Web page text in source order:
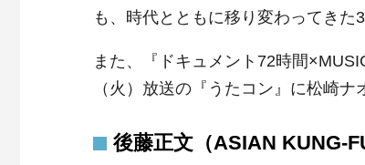
も、時代とともに移り変わってきた
また、『ドキュメント72時間
（火）放送の『うたコン』に松崎
後藤正文（ASIAN KUNG-